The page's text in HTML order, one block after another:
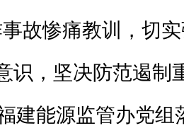
故惨痛教训，切
识，坚决防范遏制
建能源监管办党组